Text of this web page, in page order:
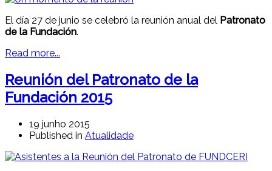
El día 27 de junio se celebró la reunión anual del Patronato
de la Fundación.
Read more...
Reunión del Patronato de la
Fundación 2015
19 junho 2015
Published in Atualidade